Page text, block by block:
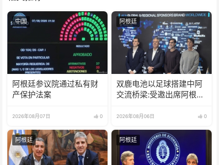
中国
阿根廷参议院通过私有财
产保护法案
2026年08月07日 0
阿根廷
双鹿电池以足球搭建中阿
交流桥梁:受邀出席阿根廷
2026年08月06日 0
阿根廷 阿根廷